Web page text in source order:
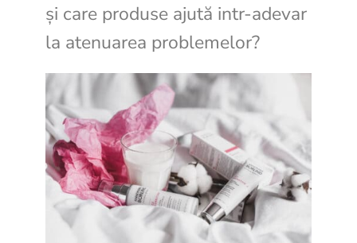
și care produse ajută intr-adevar
la atenuarea problemelor?